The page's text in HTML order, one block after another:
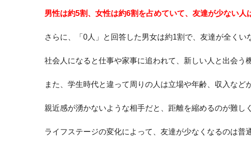
男性は約5割、女性は約6割を占めていて、友達が少ない人
さらに、「0人」と回答した男女は約1割で、友達が全くい
社会人になると仕事や家事に追われて、新しい人と出会う
また、学生時代と違って周りの人は立場や年齢、収入など
親近感が湧かないような相手だと、距離を縮めるのが難し
ライフステージの変化によって、友達が少なくなるのは普